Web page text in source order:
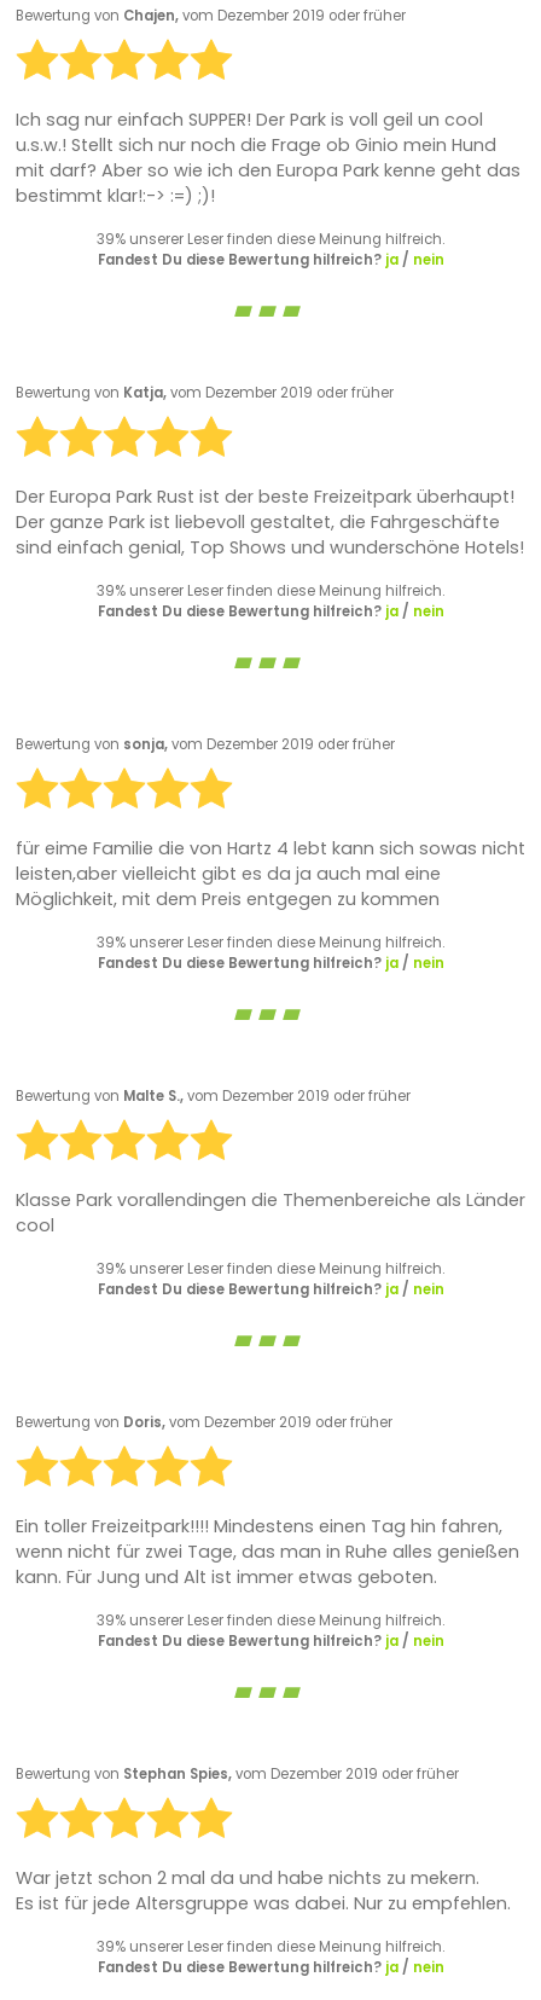
Bewertung von Chajen,vom Dezember 2019 oder früher
Ich sag nur einfach SUPPER! Der Park is voll geil un cool
u.s.w.! Stellt sich nur noch die Frage ob Ginio mein Hund
mit darf? Aber so wie ich den Europa Park kenne geht das
bestimmt klar!:-> :=) ;)!
39% unserer Leser finden diese Meinung hilfreich.
Fandest Du diese Bewertung hilfreich? ja/ nein
Bewertung von Katja,vom Dezember 2019 oder früher
Der Europa Park Rust ist der beste Freizeitpark überhaupt!
Der ganze Park ist liebevoll gestaltet, die Fahrgeschäfte
sind einfach genial, Top Shows und wunderschöne Hotels!
39% unserer Leser finden diese Meinung hilfreich.
Fandest Du diese Bewertung hilfreich? ja/ nein
Bewertung von sonja,vom Dezember 2019 oder früher
für eime Familie die von Hartz 4 lebt kann sich sowas nicht
leisten,aber vielleicht gibt es da ja auch mal eine
Möglichkeit, mit dem Preis entgegen zu kommen
39% unserer Leser finden diese Meinung hilfreich.
Fandest Du diese Bewertung hilfreich? ja/ nein
Bewertung von Malte S.,vom Dezember 2019 oder früher
Klasse Park vorallendingen die Themenbereiche als Länder
cool
39% unserer Leser finden diese Meinung hilfreich.
Fandest Du diese Bewertung hilfreich? ja/ nein
Bewertung von Doris,vom Dezember 2019 oder früher
Ein toller Freizeitpark!!!! Mindestens einen Tag hin fahren,
wenn nicht für zwei Tage, das man in Ruhe alles genießen
kann. Für Jung und Alt ist immer etwas geboten.
39% unserer Leser finden diese Meinung hilfreich.
Fandest Du diese Bewertung hilfreich? ja/ nein
Bewertung von Stephan Spies,vom Dezember 2019 oder früher
War jetzt schon 2 mal da und habe nichts zu mekern.
Es ist für jede Altersgruppe was dabei. Nur zu empfehlen.
39% unserer Leser finden diese Meinung hilfreich.
Fandest Du diese Bewertung hilfreich? ja/ nein